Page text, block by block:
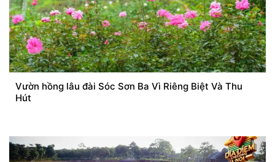
Vườn hồng lâu đài Sóc Sơn Ba Vì Riêng Biệt Và Thu
Hút